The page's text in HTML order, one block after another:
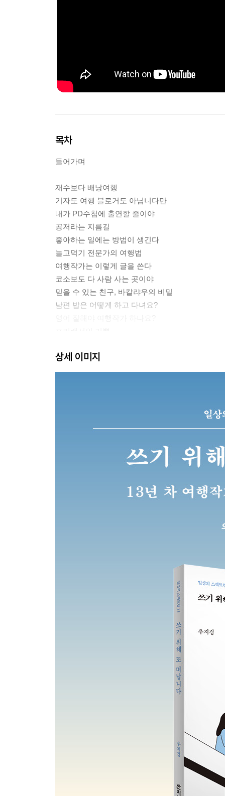
목차
들어가며
재수보다 배낭여행
기자도 여행 블로거도 아닙니다만
내가 PD수첩에 출연할 줄이야
공저라는 지름길
좋아하는 일에는 방법이 생긴다
놀고먹기 전문가의 여행법
여행작가는 이렇게 글을 쓴다
코소보도 다 사람 사는 곳이야
믿을 수 있는 친구, 바칼랴우의 비밀
남편 밥은 어떻게 하고 다녀요?
프리랜서의 기쁨
생생한 여행의 경험을 씁니다
떠나고 싶은 마음은 굴뚝같았지만
상세 이미지